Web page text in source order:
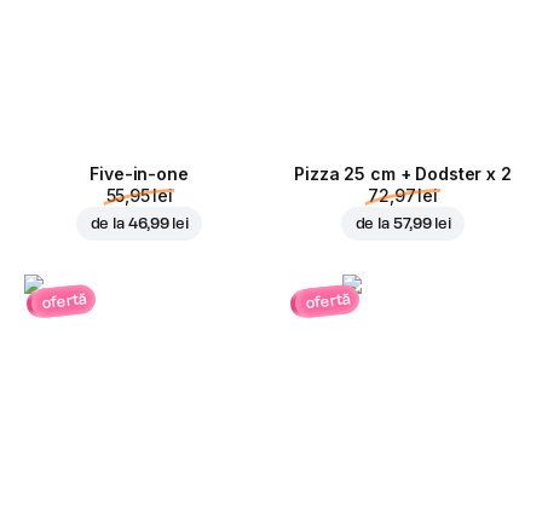
Five-in-one
55,95 lei
de la 46,99 lei
Pizza 25 cm + Dodster x 2
72,97 lei
de la 57,99 lei
ofertă ofertă